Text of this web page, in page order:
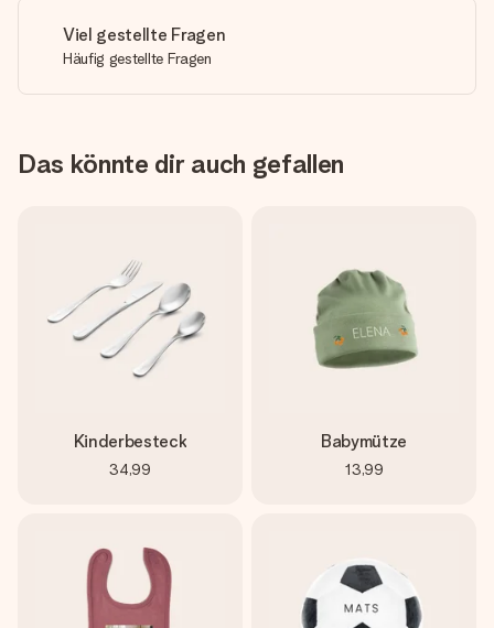
Viel gestellte Fragen
Häufig gestellte Fragen
Das könnte dir auch gefallen
Kinderbesteck
34,99
Babymütze
13,99